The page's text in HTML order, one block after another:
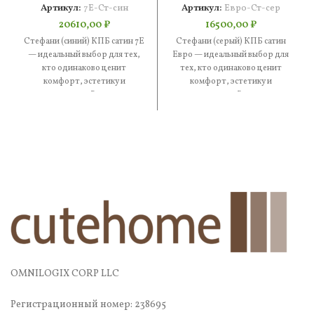
Артикул: 7Е-Ст-син
20610,00₽
Стефани (синий) КПБ сатин 7Е
— идеальный выбор для тех,
кто одинаково ценит
комфорт, эстетику и
практичность. В составе —
Артикул: Евро-Ст-сер
16500,00₽
Стефани (серый) КПБ сатин
Евро — идеальный выбор для
тех, кто одинаково ценит
комфорт, эстетику и
практичность. В составе —
OMNILOGIX CORP LLC
Регистрационный номер: 238695